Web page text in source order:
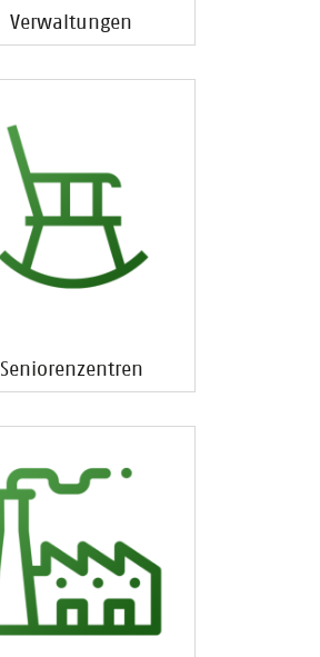
Verwaltungen
Seniorenzentren